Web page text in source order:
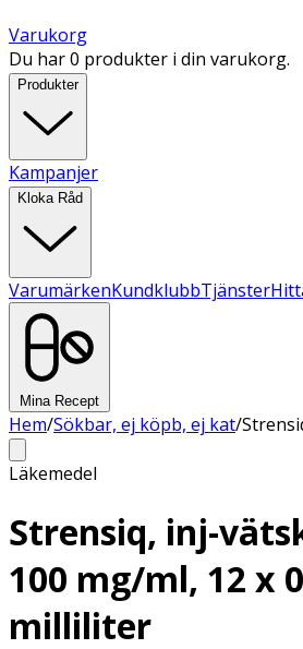
Varukorg
Du har 0 produkter i din varukorg.
Produkter
Kampanjer
Kloka Råd
VarumärkenKundklubbTjänster
Mina Recept
Hem/Sökbar, ej köpb, ej kat/
Läkemedel
Strensiq, inj-
100 mg/ml, 12 x
milliliter